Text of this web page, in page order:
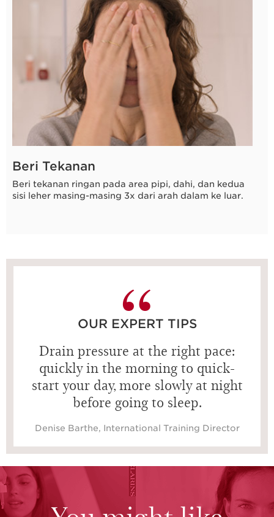
Beri Tekanan
Beri tekanan ringan pada area pipi, dahi, dan kedua
sisi leher masing-masing 3x dari arah dalam ke luar.
OUR EXPERT TIPS
Drain pressure at the right pace:
quickly in the morning to quick-
start your day, more slowly at night
before going to sleep.
Denise Barthe, International Training Director